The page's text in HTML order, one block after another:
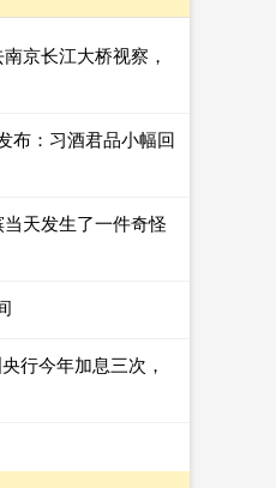
京长江大桥视察，
布：习酒君品小幅回
天发生了一件奇怪
行今年加息三次，